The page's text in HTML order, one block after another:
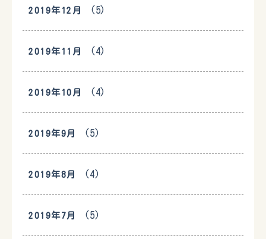
2019年12月 (5)
2019年11月 (4)
2019年10月 (4)
2019年9月 (5)
2019年8月 (4)
2019年7月 (5)